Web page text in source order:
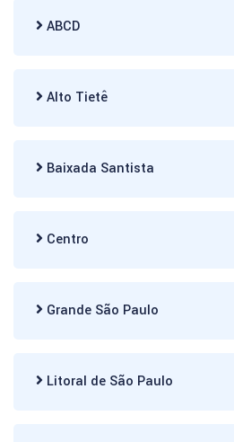
ABCD
Alto Tietê
Baixada Santista
Centro
Grande São Paulo
Litoral de São Paulo